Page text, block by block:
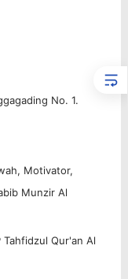
No. 1.
Motivator,
Munzir Al
Tahfidzul Qur'an Al